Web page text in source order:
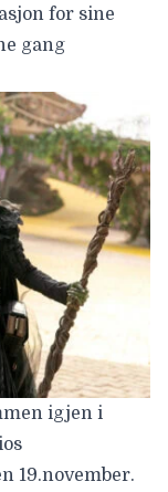
for sine
gang
igjen i
19.november.